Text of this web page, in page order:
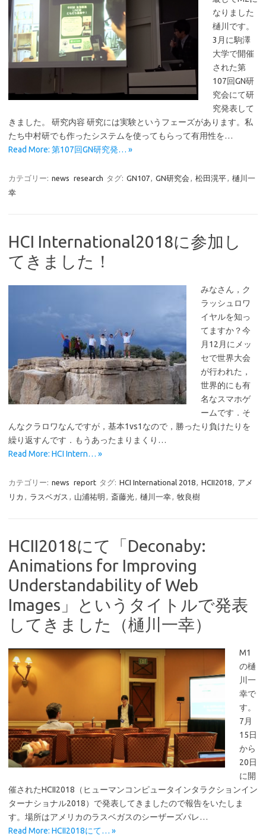
なりました
樋川です。
3月に駒澤
大学で開催
された第
107回GN研
究会にて研
究発表して
きました。 研究内容 研究には実験というフェーズがあります。私
たち中村研でも作ったシステムを使ってもらって有用性を…
Read More: 第107回GN研究発… »
カテゴリー: news research タグ: GN107, GN研究会 , 松田滉平, 樋川一
幸
HCI International2018に参加し
てきました！
みなさん，ク
ラッシュロワ
イヤルを知っ
てますか？今
月12月にメッ
セで世界大会
が行われた，
世界的にも有
名なスマホゲ
ームです．そ
んなクラロワなんですが，基本1vs1なので，勝ったり負けたりを
繰り返すんです．もうあったまりまくり…
Read More: HCI Intern… »
カテゴリー: news report タグ: HCI International 2018, HCII2018, アメ
リカ , ラスベガス , 山浦祐明 , 斎藤光, 樋川一幸, 牧良樹
HCII2018にて「Deconaby:
Animations for Improving
Understandability of Web
Images」というタイトルで発表
してきました（樋川一幸）
M1
の樋
川一
幸で
す。
7月
15日
から
20日
に開
催されたHCII2018（ヒューマンコンピュータインタラクションイン
ターナショナル2018）で発表してきましたので報告をいたしま
す。場所はアメリカのラスベガスのシーザーズパレ…
Read More: HCII2018にて… »